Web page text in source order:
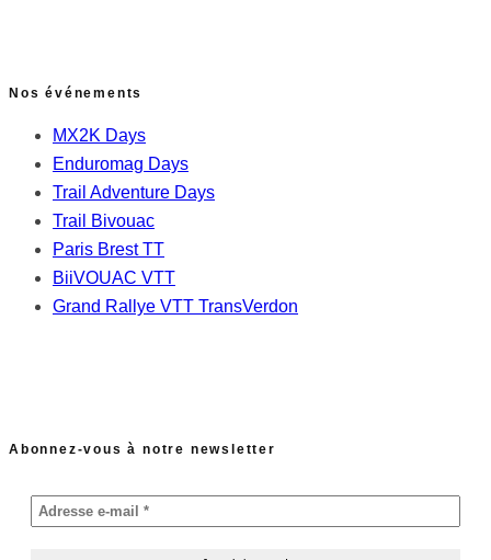
Nos événements
MX2K Days
Enduromag Days
Trail Adventure Days
Trail Bivouac
Paris Brest TT
BiiVOUAC VTT
Grand Rallye VTT TransVerdon
Abonnez-vous à notre newsletter